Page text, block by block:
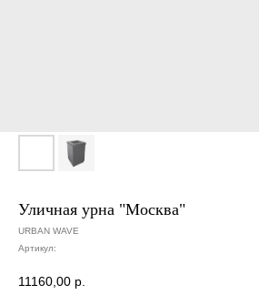
Уличная урна "Москва"
URBAN WAVE
Артикул:
11160,00 р.